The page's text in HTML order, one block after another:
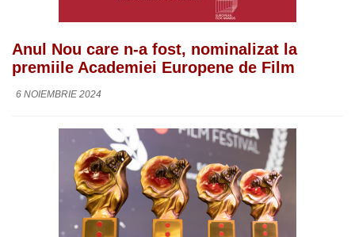
Anul Nou care n-a fost, nominalizat la
premiile Academiei Europene de Film
6 NOIEMBRIE 2024